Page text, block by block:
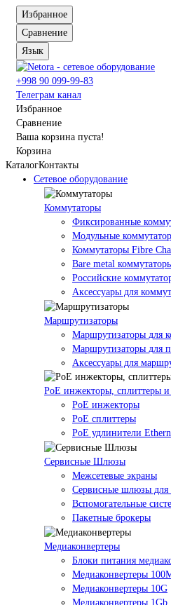
Избранное
Сравнение
Язык
+998 90 099-99-83
Телеграм канал
Избранное
Сравнение
Ваша корзина пуста!
Корзина
КаталогКонтакты
Сетевое оборудование
Коммутаторы
Фиксированные
Модульные
Коммутаторы Fibre
Bare metal
Российские
Аксессуары для
Маршрутизаторы
Маршрутизаторы для
Маршрутизаторы для
Аксессуары для
PoE инжекторы, сплиттеры и
PoE инжекторы
PoE сплиттеры
PoE удлинители
Сервисные Шлюзы
Межсетевые экраны
Сервисные шлюзы для
Вспомогательные
Пакетные брокеры
Медиаконвертеры
Блоки питания
Медиаконвертеры
Медиаконвертеры 10G
Медиаконвертеры 1Gb